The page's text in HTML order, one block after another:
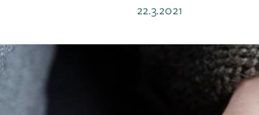
Julkaistu
22.3.2021